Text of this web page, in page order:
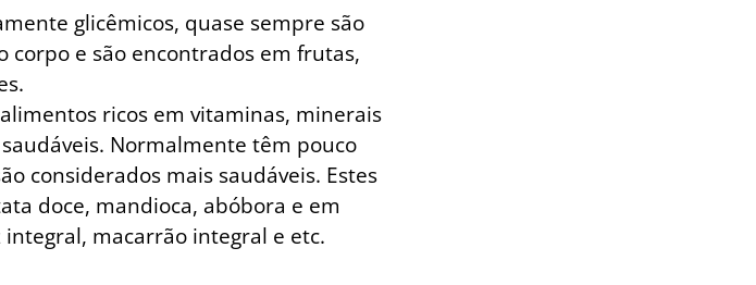
glicêmicos, quase sempre são
e são encontrados em frutas,
alimentos ricos em vitaminas, minerais
Normalmente têm pouco
considerados mais saudáveis. Estes
doce, mandioca, abóbora e em
macarrão integral e etc.